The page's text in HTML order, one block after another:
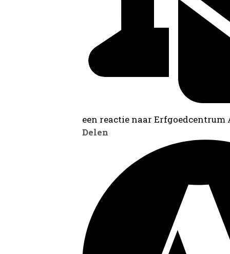
een reactie naar
Delen